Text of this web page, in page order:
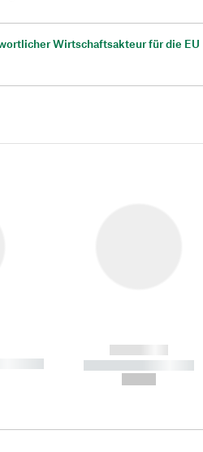
Wirtschaftsakteur für die EU
------------
----------- -----------